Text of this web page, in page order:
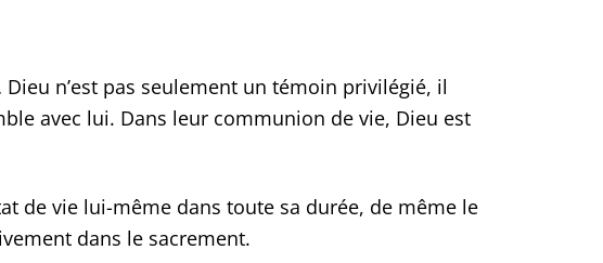
n’est pas seulement un témoin privilégié, il
avec lui. Dans leur communion de vie, Dieu est
de vie lui-même dans toute sa durée, de même le
dans le sacrement.